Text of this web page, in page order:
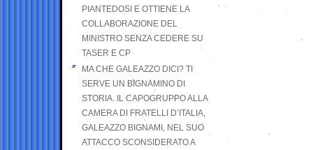
PIANTEDOSI E OTTIENE LA
COLLABORAZIONE DEL
MINISTRO SENZA CEDERE SU
TASER E CP
MA CHE GALEAZZO DICI? TI
SERVE UN BIGNAMINO DI
STORIA. IL CAPOGRUPPO ALLA
CAMERA DI FRATELLI D’ITALIA,
GALEAZZO BIGNAMI, NEL SUO
ATTACCO SCONSIDERATO A